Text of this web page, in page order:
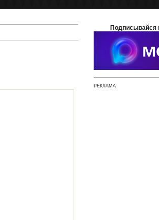
Подписывайся
РЕКЛАМА